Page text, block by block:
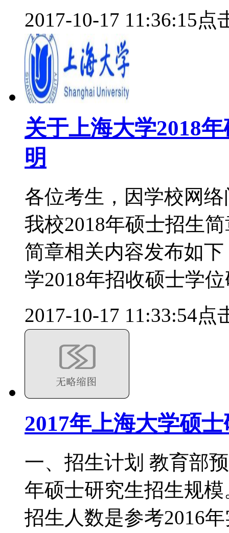
2017-10-17 11:36:15点
关于上海大学2018
明
各位考生，因学校网
我校2018年硕士招生
简章相关内容发布如
学2018年招收硕士学
2017-10-17 11:33:54点
2017年上海大学硕
一、招生计划 教育部
年硕士研究生招生规
招生人数是参考2016